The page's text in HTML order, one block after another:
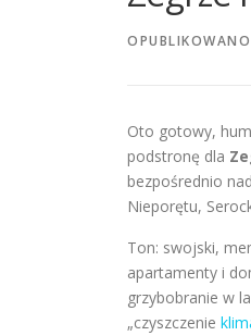
OPUBLIKOWANO
Oto gotowy,
podstronę dla
bezpośrednio
Nieporętu,
Ton: swojski,
apartamenty i
grzybobranie w
„czyszczenie